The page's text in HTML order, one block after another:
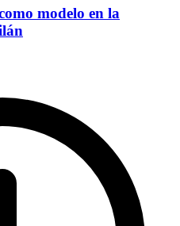
modelo en la